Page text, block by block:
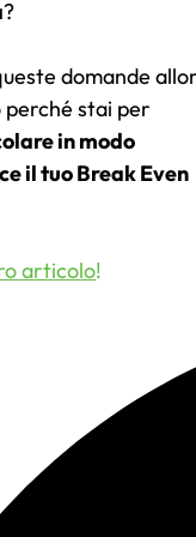
?
domande
perché stai per
in modo
il tuo Break Even
articolo!